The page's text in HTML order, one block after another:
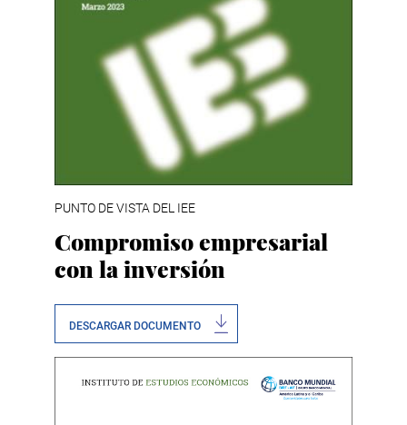
PUNTO DE VISTA DEL IEE
Compromiso empresarial
con la inversión
DESCARGAR DOCUMENTO